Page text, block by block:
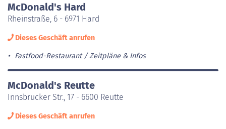
McDonald's Hard
Rheinstraße, 6 - 6971 Hard
Dieses Geschäft anrufen
Fastfood-Restaurant Zeitpläne & Infos
McDonald's Reutte
Innsbrucker Str., 17 - 6600 Reutte
Dieses Geschäft anrufen